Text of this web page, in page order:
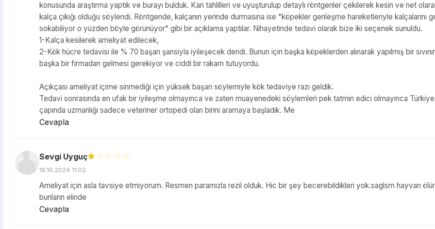
konusunda araştırma yaptık ve burayı bulduk. Kan tahlilleri ve uyuşturulup detaylı röntgenler çekilerek kesin ve net
kalça çıkığı olduğu söylendi. Röntgende, kalçanın yerinde durmasına ise "köpekler genleşme hareketleriyle kalçalarını
sokabiliyor o yüzden böyle görünüyor" gibi bir açıklama yaptılar. Nihayetinde tedavi olarak bize iki seçenek sunuldu.
1-Kalça kesilerek ameliyat edilecek,
2-Kök hücre tedavisi ile % 70 başarı şansıyla iyileşecek dendi. Bunun için başka köpeklerden alınarak yapılmış bir
başka bir firmadan gelmesi gerekiyor ve ciddi bir rakam tutuyordu.
Açıkçası ameliyat içime sinmediği için yüksek başarı söylemiyle kök tedaviye razı geldik.
Tedavi sonrasında en ufak bir iyileşme olmayınca ve zaten muayenedeki söylemleri pek tatmin edici olmayınca Türkiye
çapında uzmanlığı sadece veteriner ortopedi olan birini aramaya başladık. Me
Cevapla
Sevgi Uyguç
16.10.2024 11:02
Ameliyat için asla tavsiye etmiyorum. Resmen paramızla rezil olduk. Hic bir şey becerebildikleri yok.saglsm hayvan ölür
bunların elinde
Cevapla